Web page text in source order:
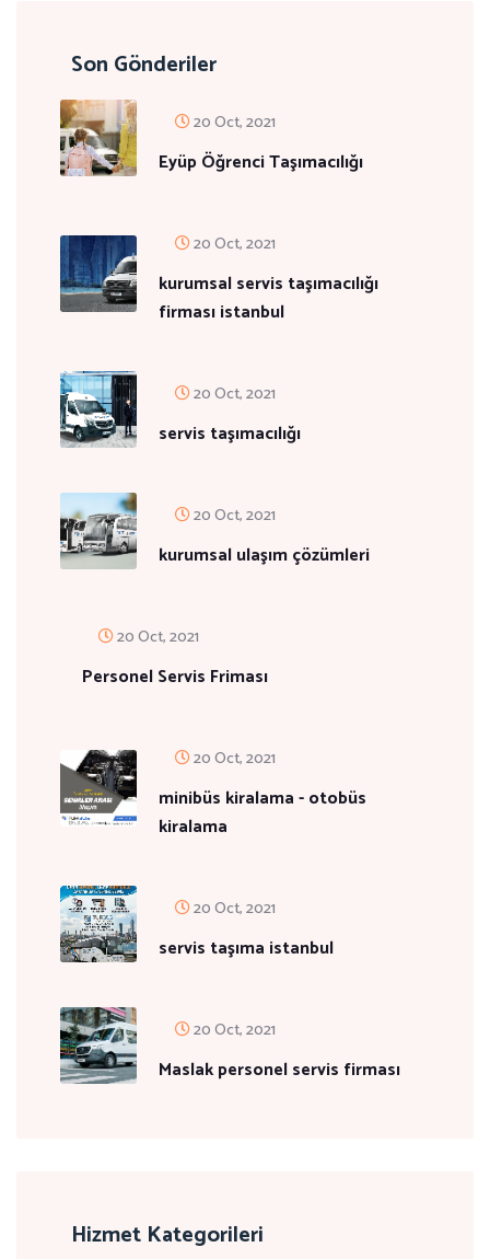
Son Gönderiler
20 Oct, 2021
Eyüp Öğrenci Taşımacılığı
20 Oct, 2021
kurumsal servis taşımacılığı
firması istanbul
20 Oct, 2021
servis taşımacılığı
20 Oct, 2021
kurumsal ulaşım çözümleri
20 Oct, 2021
Personel Servis Friması
20 Oct, 2021
minibüs kiralama - otobüs
kiralama
20 Oct, 2021
servis taşıma istanbul
20 Oct, 2021
Maslak personel servis firması
Hizmet Kategorileri